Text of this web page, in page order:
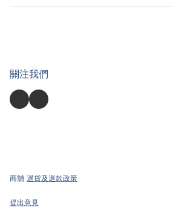
關注我們
商舖 退貨及退款政策
提出意見